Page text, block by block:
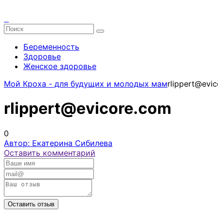
Беременность
Здоровье
Женское здоровье
Мой Кроха - для будущих и молодых мам
rlippert@evicore.com
0
Автор: Екатерина Сибилева
Оставить комментарий